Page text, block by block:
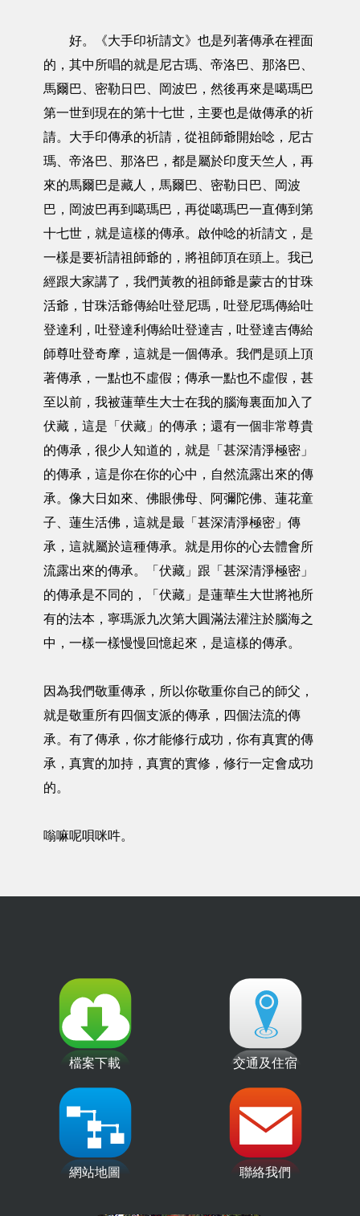
好。《大手印祈請文》也是列著傳承在裡面
的，其中所唱的就是尼古瑪、帝洛巴、那洛巴、
馬爾巴、密勒日巴、岡波巴，然後再來是噶瑪巴
第一世到現在的第十七世，主要也是做傳承的祈
請。大手印傳承的祈請，從祖師爺開始唸，尼古
瑪、帝洛巴、那洛巴，都是屬於印度天竺人，再
來的馬爾巴是藏人，馬爾巴、密勒日巴、岡波
巴，岡波巴再到噶瑪巴，再從噶瑪巴一直傳到第
十七世，就是這樣的傳承。啟仲唸的祈請文，是
一樣是要祈請祖師爺的，將祖師頂在頭上。我已
經跟大家講了，我們黃教的祖師爺是蒙古的甘珠
活爺，甘珠活爺傳給吐登尼瑪，吐登尼瑪傳給吐
登達利，吐登達利傳給吐登達吉，吐登達吉傳給
師尊吐登奇摩，這就是一個傳承。我們是頭上頂
著傳承，一點也不虛假；傳承一點也不虛假，甚
至以前，我被蓮華生大士在我的腦海裏面加入了
伏藏，這是「伏藏」的傳承；還有一個非常尊貴
的傳承，很少人知道的，就是「甚深清淨極密」
的傳承，這是你在你的心中，自然流露出來的傳
承。像大日如來、佛眼佛母、阿彌陀佛、蓮花童
子、蓮生活佛，這就是最「甚深清淨極密」傳
承，這就屬於這種傳承。就是用你的心去體會所
流露出來的傳承。「伏藏」跟「甚深清淨極密」
的傳承是不同的，「伏藏」是蓮華生大世將祂所
有的法本，寧瑪派九次第大圓滿法灌注於腦海之
中，一樣一樣慢慢回憶起來，是這樣的傳承。
因為我們敬重傳承，所以你敬重你自己的師父，
就是敬重所有四個支派的傳承，四個法流的傳
承。有了傳承，你才能修行成功，你有真實的傳
承，真實的加持，真實的實修，修行一定會成功
的。
嗡嘛呢唄咪吽。
檔案下載 交通及住宿
網站地圖 聯絡我們